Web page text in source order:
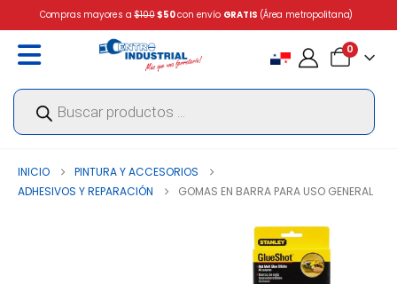
Compras mayores a$100 $50con envío GRATIS (Área metropolitana)
0
Búsqueda
productos
INICIO
PINTURA Y ACCESORIOS
ADHESIVOS Y REPARACIÓN
GOMAS EN BARRA PARA USO GENERAL